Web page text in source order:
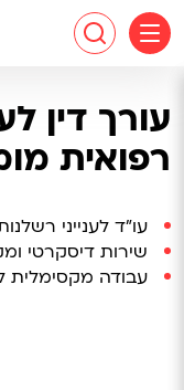
עורך דין
רפואית
עו"ד לענייני רשלנות
שירות דיסקרטי
עבודה מקסימלית